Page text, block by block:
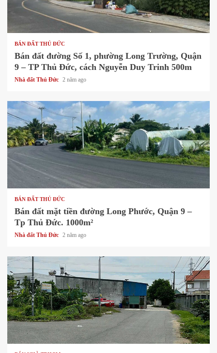
1 min read
BÁN ĐẤT THỦ ĐỨC
Bán đất đường Số 1, phường Long Trường, Quận
9 – TP Thủ Đức, cách Nguyễn Duy Trinh 500m
Nhà đất Thủ Đức 2 năm ago
1 min read
BÁN ĐẤT THỦ ĐỨC
Bán đất mặt tiền đường Long Phước, Quận 9 –
Tp Thủ Đức. 1000m²
Nhà đất Thủ Đức 2 năm ago
1 min read